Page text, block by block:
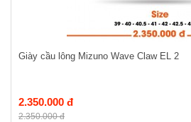
Giày cầu lông Mizuno Wave Claw EL 2
2.350.000 đ
2.350.000 đ